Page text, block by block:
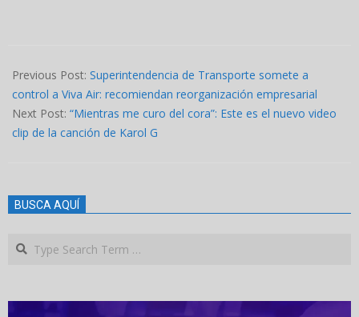
03-
07
Previous Post: Superintendencia de Transporte somete a
control a Viva Air: recomiendan reorganización empresarial
Next Post: “Mientras me curo del cora”: Este es el nuevo video
clip de la canción de Karol G
BUSCA AQUÍ
Search